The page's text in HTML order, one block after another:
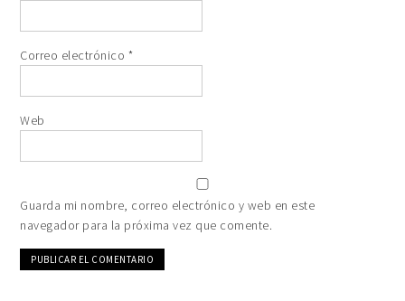
Correo electrónico *
Web
Guarda mi nombre, correo electrónico y web en este
navegador para la próxima vez que comente.